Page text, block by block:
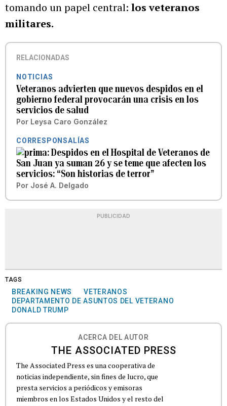
tomando un papel central: los veteranos
militares.
RELACIONADAS
NOTICIAS
Veteranos advierten que nuevos despidos en el
gobierno federal provocarán una crisis en los
servicios de salud
Por Leysa Caro González
CORRESPONSALÍAS
Despidos en el Hospital de Veteranos de
San Juan ya suman 26 y se teme que afecten los
servicios: “Son historias de terror”
Por José A. Delgado
PUBLICIDAD
TAGS
BREAKING NEWS
VETERANOS
DEPARTAMENTO DE ASUNTOS DEL VETERANO
DONALD TRUMP
ACERCA DEL AUTOR
THE ASSOCIATED PRESS
The Associated Press es una cooperativa de
noticias independiente, sin fines de lucro, que
presta servicios a periódicos y emisoras
miembros en los Estados Unidos y el resto del